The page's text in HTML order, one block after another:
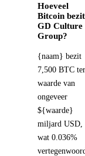
Hoeveel
Bitcoin bezit
GD Culture
Group?
{naam} bezit
7,500 BTC ter
waarde van
ongeveer
${waarde}
miljard USD,
wat 0.036%